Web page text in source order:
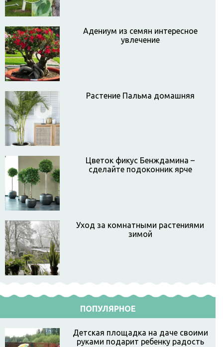
Адениум из семян интересное
увлечение
Растение Пальма домашняя
Цветок фикус Бенждамина –
сделайте подоконник ярче
Уход за комнатными растениями
зимой
ПОПУЛЯРНОЕ
Детская площадка на даче своими
руками подарит ребенку радость